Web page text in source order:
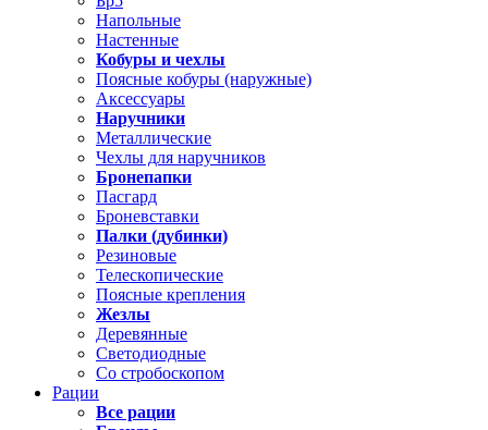
Напольные
Настенные
Кобуры и чехлы
Поясные кобуры (наружные)
Аксессуары
Наручники
Металлические
Чехлы для наручников
Бронепапки
Пасгард
Броневставки
Палки (дубинки)
Резиновые
Телескопические
Поясные крепления
Жезлы
Деревянные
Светодиодные
Со стробоскопом
Рации
Все рации